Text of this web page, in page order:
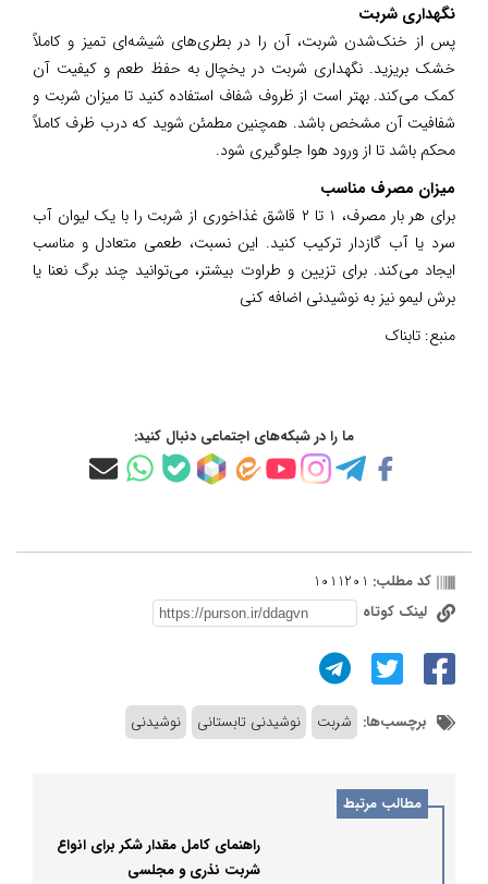
نگهداری شربت
پس از خنک‌شدن شربت، آن را در بطری‌های شیشه‌ای تمیز و کاملاً
خشک بریزید. نگهداری شربت در یخچال به حفظ طعم و کیفیت آن
کمک می‌کند. بهتر است از ظروف شفاف استفاده کنید تا میزان شربت و
شفافیت آن مشخص باشد. همچنین مطمئن شوید که درب ظرف کاملاً
محکم باشد تا از ورود هوا جلوگیری شود.
میزان مصرف مناسب
برای هر بار مصرف، ۱ تا ۲ قاشق غذاخوری از شربت را با یک لیوان آب
سرد یا آب گازدار ترکیب کنید. این نسبت، طعمی متعادل و مناسب
ایجاد می‌کند. برای تزیین و طراوت بیشتر، می‌توانید چند برگ نعنا یا
برش لیمو نیز به نوشیدنی اضافه کنی
منبع: تابناک
ما را در شبکه‌های اجتماعی دنبال کنید:
کد مطلب: 1011201
لینک کوتاه
برچسب‌ها: شربت نوشیدنی تابستانی نوشیدنی
مطالب مرتبط
راهنمای کامل مقدار شکر برای انواع
شربت نذری و مجلسی